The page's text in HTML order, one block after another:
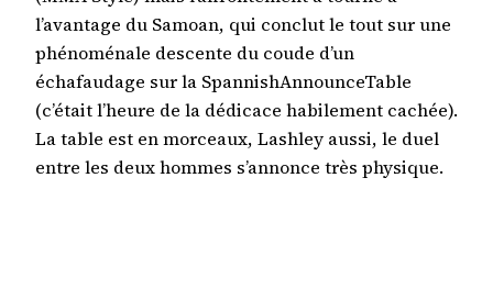
l’avantage du Samoan, qui conclut le tout sur une
phénoménale descente du coude d’un
échafaudage sur la SpannishAnnounceTable
(c’était l’heure de la dédicace habilement cachée).
La table est en morceaux, Lashley aussi, le duel
entre les deux hommes s’annonce très physique.